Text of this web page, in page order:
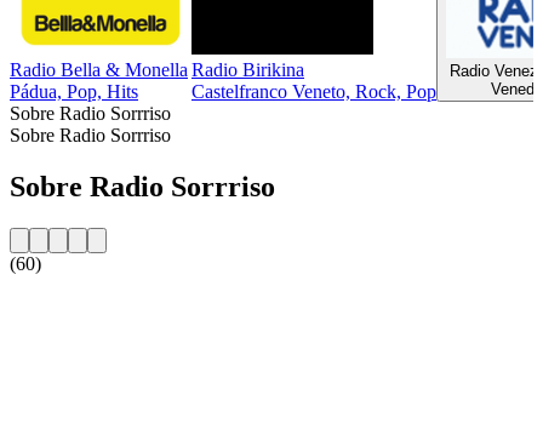
Radio Bella & Monella
Pádua, Pop, Hits
Radio Birikina
Castelfranco Veneto, Rock, Pop
Radio
Sobre Radio Sorrriso
Sobre Radio Sorrriso
Sobre Radio Sorrriso
(60)